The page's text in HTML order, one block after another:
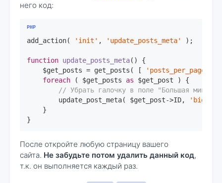
него код:
add_action( 'init' , 'update_posts_meta' );
function update_posts_meta()
{
    $get_posts = get_posts( [
'posts_per_page'
foreach ( $get_posts as $get_post ) {
// Убрать галочку в поле "Большая
        update_post_meta( $get_post->ID,
    }
}
После откройте любую страницу вашего
сайта. Не забудьте потом удалить данный код,
т.к. он выполняется каждый раз.